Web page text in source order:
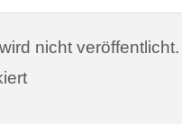
nicht veröffentlicht.